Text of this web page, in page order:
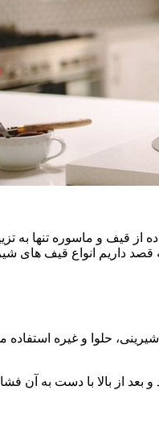
از قیف و ماسوره تنها
داریم انواع قیف های
حلوا و غیره
از بالا با دست به آن